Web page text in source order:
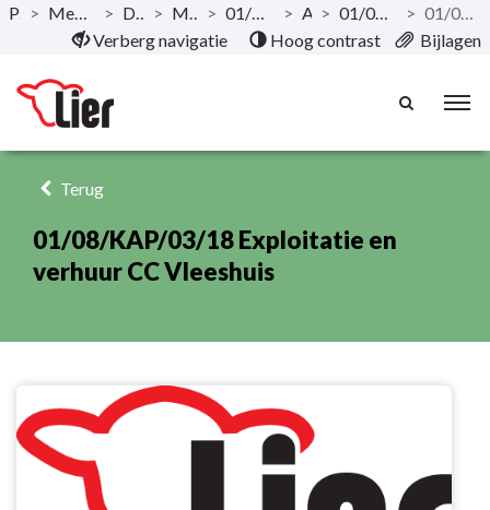
Naar hoofdinhoud
Publicaties> Meerjarenplan 2020-2025 - December 2019 > Documentatie AMJP > Meerjarenplan Overzicht > 01/08 Sport en verhuur vrijetijdsinfrastructuur > Actieplan> 01/08/KAP/03 Sport en Verhuur vrijetijdsinfrastructuur >
01/08/KAP/03/18 Exploitatie en verhuur CC Vleeshuis
Verberg navigatie
Hoog contrast Bijlagen
Terug
01/08/KAP/03/18 Exploitatie en
verhuur CC Vleeshuis